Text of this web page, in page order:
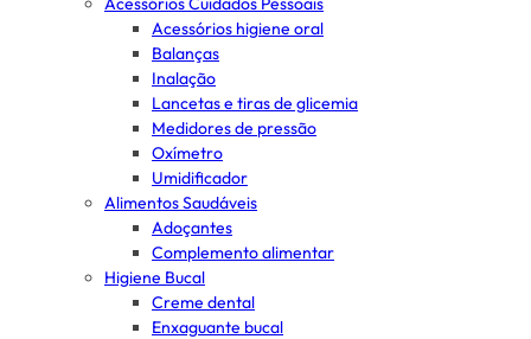
Acessórios higiene oral
Balanças
Inalação
Lancetas e tiras de glicemia
Medidores de pressão
Oxímetro
Umidificador
Alimentos Saudáveis
Adoçantes
Complemento alimentar
Higiene Bucal
Creme dental
Enxaguante bucal